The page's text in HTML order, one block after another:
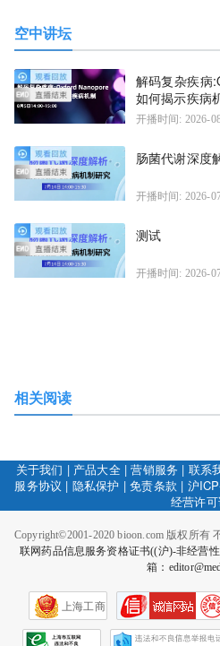
空中讲坛
解码复杂疾病
如何揭示疾病
开播时间: 2026-
肠菌代谢深度
开播时间: 2026-
测试
开播时间: 2026-
相关阅读
关于我们 | 产品大全|营销服务 | 联系
服务协议 | 隐私保护 |免责条款 | 沪
经营许
Copyright©2001-2020 bioon.com 版权所有
联网药品信息服务资格证书((沪)-非经营性
箱：
上海工商